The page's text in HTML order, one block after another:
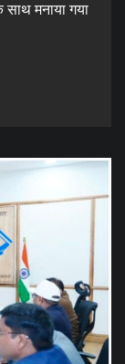
साथ मनाया गया